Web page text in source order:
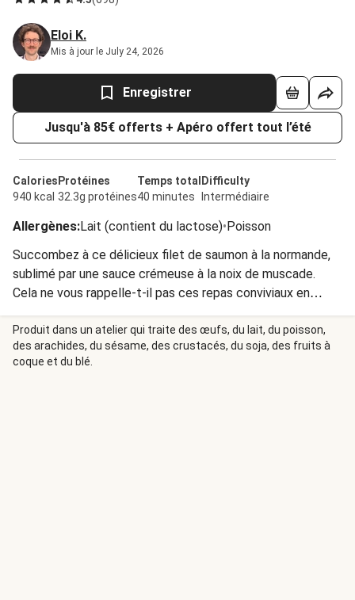
Eloi K.
Mis à jour le July 24, 2026
Enregistrer
Jusqu'à 85€ offerts + Apéro offert tout l’été
Calories
940 kcal
Protéines
32.3g protéines
Temps total
40 minutes
Difficulty
Intermédiaire
Allergènes:Lait (contient du lactose)•Poisson
Succombez à ce délicieux filet de saumon à la normande,
sublimé par une sauce crémeuse à la noix de muscade.
Cela ne vous rappelle-t-il pas ces repas conviviaux en
famille, où les plats simples se transforment en festin ?
Laissez-vous emporter par ce plat qui honore la tradition
normande.
Produit dans un atelier qui traite des œufs, du lait, du poisson,
des arachides, du sésame, des crustacés, du soja, des fruits à
coque et du blé.